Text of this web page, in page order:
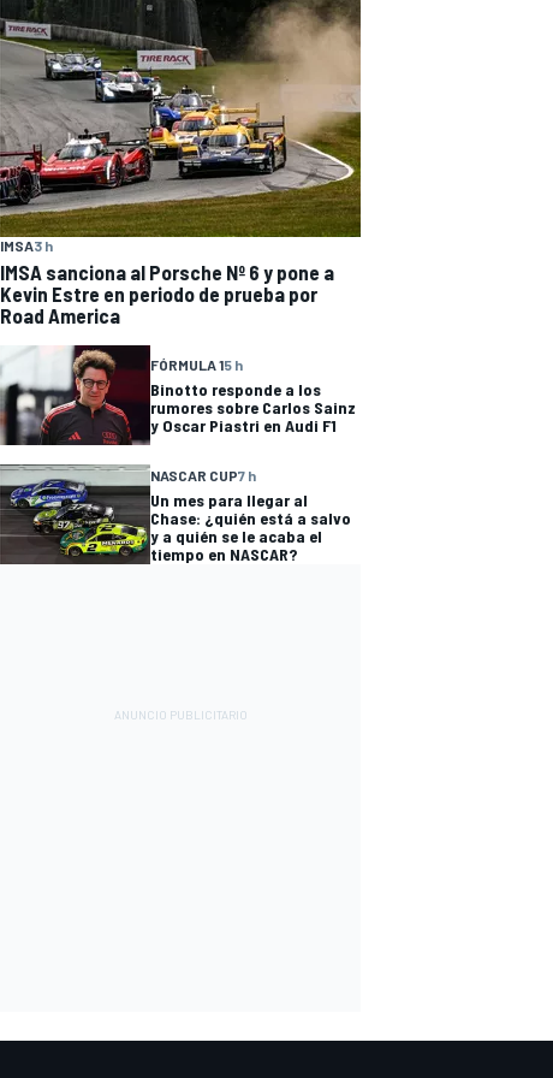
IMSA3 h
IMSA sanciona al Porsche Nº 6 y pone a
Kevin Estre en periodo de prueba por
Road America
FÓRMULA 15 h
Binotto responde a los
rumores sobre Carlos Sainz
y Oscar Piastri en Audi F1
NASCAR CUP7 h
Un mes para llegar al
Chase: ¿quién está a salvo
y a quién se le acaba el
tiempo en NASCAR?